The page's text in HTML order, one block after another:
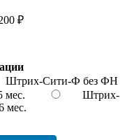
₽
Штрих-Сити-Ф без ФН
мес.
Штрих-
мес.